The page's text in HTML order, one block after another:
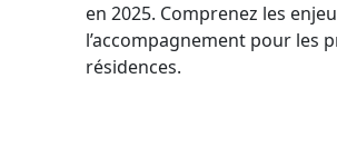
en 2025. Comprenez les
l’accompagnement pour les
résidences.